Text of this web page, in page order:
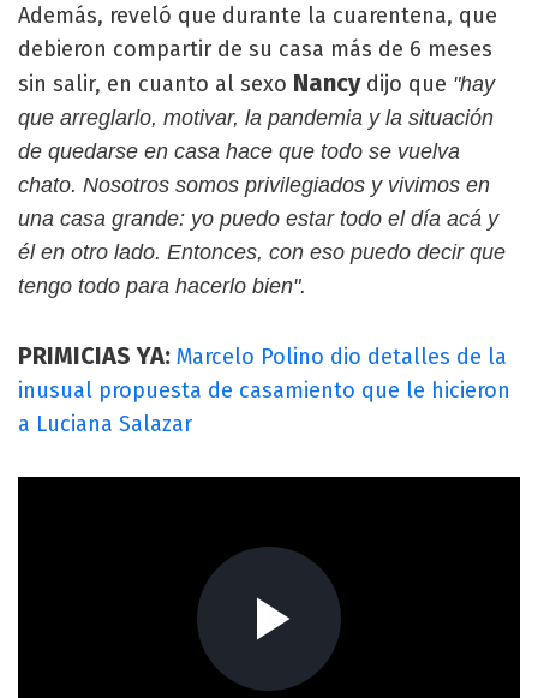
Además, reveló que durante la cuarentena, que
debieron compartir de su casa más de 6 meses
sin salir, en cuanto al sexo Nancy dijo que "hay
que arreglarlo, motivar, la pandemia y la situación
de quedarse en casa hace que todo se vuelva
chato. Nosotros somos privilegiados y vivimos en
una casa grande: yo puedo estar todo el día acá y
él en otro lado. Entonces, con eso puedo decir que
tengo todo para hacerlo bien".
PRIMICIAS YA: Marcelo Polino dio detalles de la
inusual propuesta de casamiento que le hicieron
a Luciana Salazar